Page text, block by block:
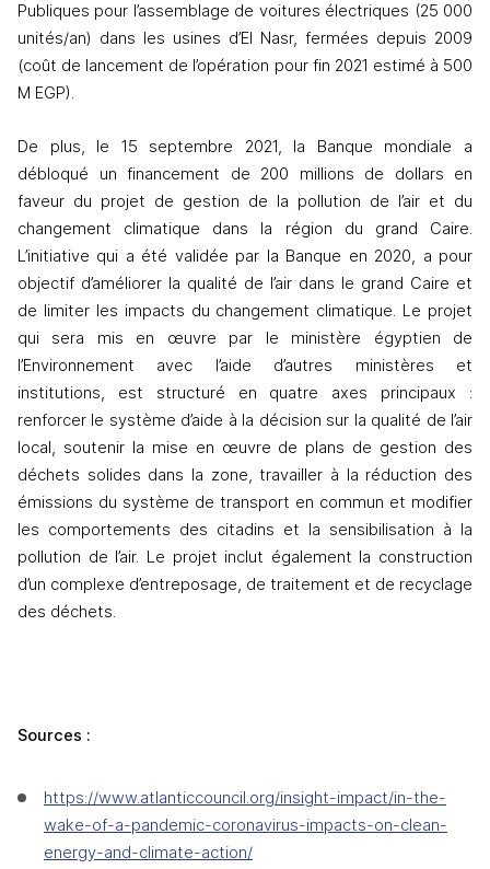
Publiques pour l’assemblage de voitures électriques (25 000
unités/an) dans les usines d’El Nasr, fermées depuis 2009
(coût de lancement de l’opération pour fin 2021 estimé à 500
M EGP).
De plus,
le 15 septembre 2021, la Banque mondiale a
débloqué un financement de 200 millions de dollars en
faveur du projet de gestion de la pollution de l’air et du
changement climatique dans la région du grand Caire.
L’initiative qui a été validée par la Banque en 2020, a pour
objectif d’améliorer la qualité de l’air dans le grand Caire et
de limiter les impacts du changement climatique. Le projet
qui sera mis en œuvre par le ministère égyptien de
l’Environnement avec l’aide d’autres ministères et
institutions, est structuré en quatre axes principaux :
renforcer le système d’aide à la décision sur la qualité de l’air
local, soutenir la mise en œuvre de plans de gestion des
déchets solides dans la zone, travailler à la réduction des
émissions du système de transport en commun et modifier
les comportements des citadins et la sensibilisation à la
pollution de l’air. Le projet inclut également la construction
d’un complexe d’entreposage, de traitement et de recyclage
des déchets.
Sources :
https://www.atlanticcouncil.org/insight-impact/in-the-
wake-of-a-pandemic-coronavirus-impacts-on-clean-
energy-and-climate-action/